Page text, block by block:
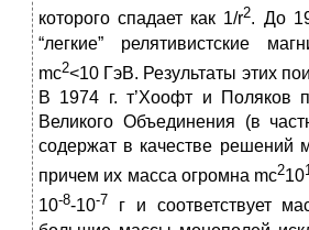
которого спадает как 1/r2. До
“легкие” релятивистские
mc2<10 ГэВ. Результаты этих
В 1974 г. т’Хоофт и Поляков
Великого Объединения (в
содержат в качестве решений
причем их масса огромна mc210
10-8-10-7 г и соответствует